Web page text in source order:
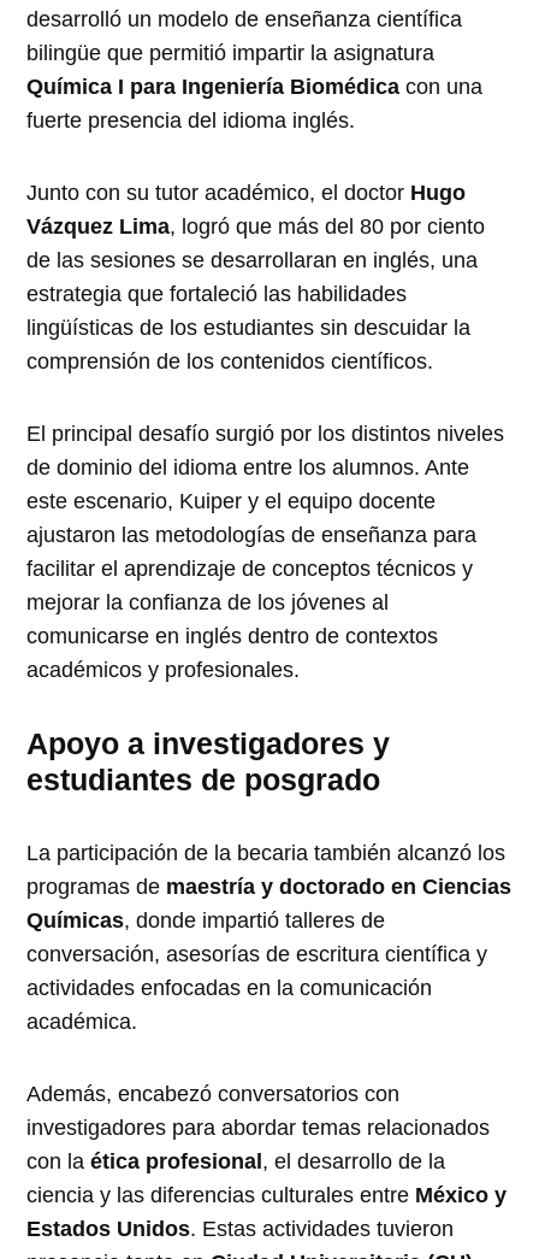
desarrolló un modelo de enseñanza científica
bilingüe que permitió impartir la asignatura
Química I para Ingeniería Biomédica con una
fuerte presencia del idioma inglés.
Junto con su tutor académico, el doctor Hugo
Vázquez Lima, logró que más del 80 por ciento
de las sesiones se desarrollaran en inglés, una
estrategia que fortaleció las habilidades
lingüísticas de los estudiantes sin descuidar la
comprensión de los contenidos científicos.
El principal desafío surgió por los distintos niveles
de dominio del idioma entre los alumnos. Ante
este escenario, Kuiper y el equipo docente
ajustaron las metodologías de enseñanza para
facilitar el aprendizaje de conceptos técnicos y
mejorar la confianza de los jóvenes al
comunicarse en inglés dentro de contextos
académicos y profesionales.
Apoyo a investigadores y
estudiantes de posgrado
La participación de la becaria también alcanzó los
programas de maestría y doctorado en Ciencias
Químicas, donde impartió talleres de
conversación, asesorías de escritura científica y
actividades enfocadas en la comunicación
académica.
Además, encabezó conversatorios con
investigadores para abordar temas relacionados
con laética profesional , el desarrollo de la
ciencia y las diferencias culturales entre México y
Estados Unidos. Estas actividades tuvieron